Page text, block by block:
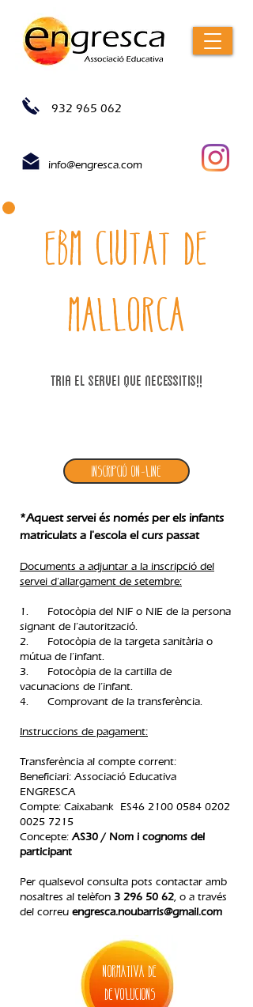
932 965 062
info@engresca.com
EBM ciutat de
mallorca
tria el servei que necessitIs!!
Inscripció ON-LINE
*Aquest servei és només per els infants
matriculats a l'escola el curs passat​
Documents a adjuntar a la inscripció del
servei d'allargament de setembre:
1. Fotocòpia del NIF o NIE de la persona
signant de l’autorització.
2. Fotocòpia de la targeta sanitària o
mútua de l’infant.
3. Fotocòpia de la cartilla de
vacunacions de l’infant.
4. Comprovant de la transferència.​
Instruccions de pagament:
Transferència al compte corrent:
Beneficiari: Associació Educativa
ENGRESCA
Compte: Caixabank ES46 2100 0584 0202
0025 7215
Concepte:AS30 / Nom i cognoms del
participant
Per qualsevol consulta pots contactar amb
nosaltres al telèfon 3 296 50 62, o a través
del correu engresca.noubarris@gmail.com
normativa de
devolucions